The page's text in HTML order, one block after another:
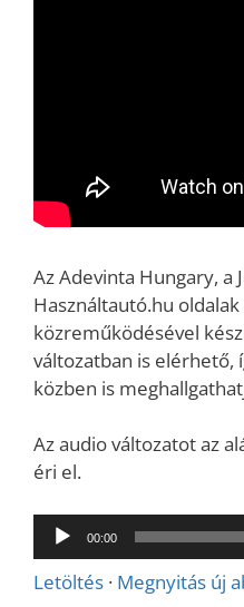
Az Adevinta Hungary, a
Használtautó.hu
közreműködésével
változatban is elérhető,
közben is
Az audio változatot az
éri el.
Audió
lejátszó
00:00
Letöltés · Megnyitás új